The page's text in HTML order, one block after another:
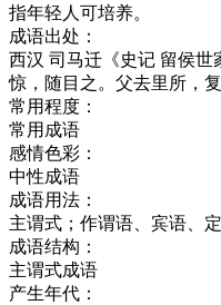
指年轻人可培养。
成语出处：
西汉 司马迁《史记 留侯世
惊，随目之。父去里所，
常用程度：
常用成语
感情色彩：
中性成语
成语用法：
主谓式；作谓语、宾语、
成语结构：
主谓式成语
产生年代：